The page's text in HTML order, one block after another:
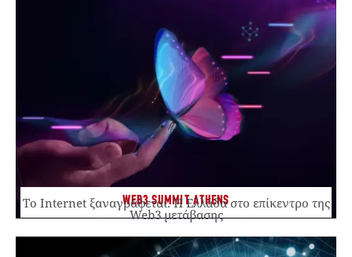
WEB3 SUMMIT ATHENS
Το Internet ξαναγράφεται. Η Ελλάδα στο επίκεντρο της
Web3 μετάβασης